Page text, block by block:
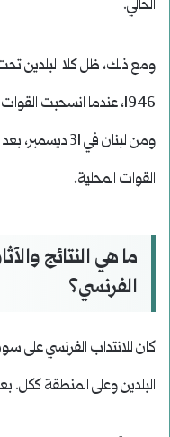
الحالي.
ومع ذلك، ظل كلا البلدين
ومن لبنان في
القوات المحلية.
ما هي النتائج
الفرنسي؟
كان للانتداب الفرنسي على
البلدين وعلى المنطقة